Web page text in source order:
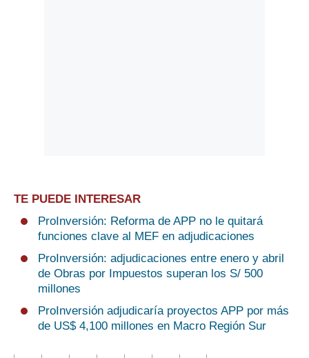
TE PUEDE INTERESAR
ProInversión: Reforma de APP no le quitará
funciones clave al MEF en adjudicaciones
ProInversión: adjudicaciones entre enero y abril
de Obras por Impuestos superan los S/ 500
millones
ProInversión adjudicaría proyectos APP por más
de US$ 4,100 millones en Macro Región Sur